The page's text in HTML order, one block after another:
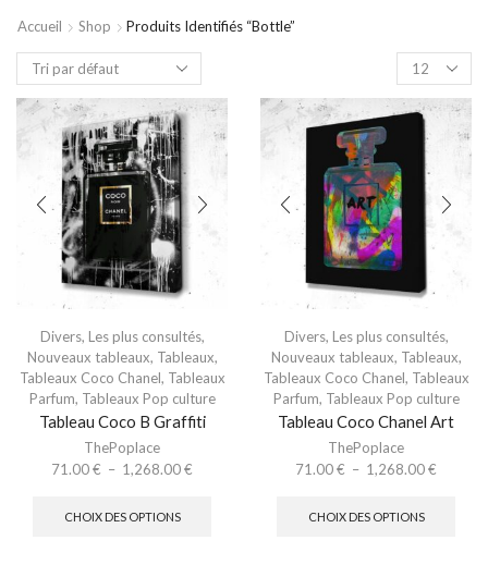
Accueil Shop Produits Identifiés “bottle”
Divers, Les plus consultés,
Nouveaux tableaux, Tableaux,
Tableaux Coco Chanel, Tableaux
Parfum, Tableaux Pop culture
Tableau Coco B Graffiti
ThePoplace
71.00€ – 1,268.00€
CHOIX DES OPTIONS
Divers, Les plus consultés,
Nouveaux tableaux, Tableaux,
Tableaux Coco Chanel, Tableaux
Parfum, Tableaux Pop culture
Tableau Coco Chanel Art
ThePoplace
71.00€ – 1,268.00€
CHOIX DES OPTIONS